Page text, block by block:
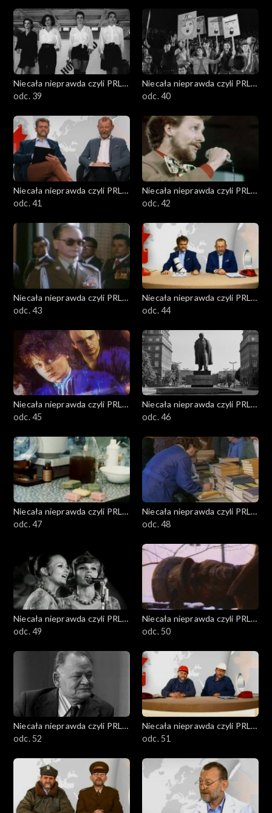
Niecała nieprawda czyli PRL
w DTV
odc. 39
Niecała nieprawda czyli PRL
w DTV
odc. 40
Niecała nieprawda czyli PRL
w DTV
odc. 41
Niecała nieprawda czyli PRL
w DTV
odc. 42
Niecała nieprawda czyli PRL
w DTV
odc. 43
Niecała nieprawda czyli PRL
w DTV
odc. 44
Niecała nieprawda czyli PRL
w DTV
odc. 45
Niecała nieprawda czyli PRL
w DTV
odc. 46
Niecała nieprawda czyli PRL
w DTV
odc. 47
Niecała nieprawda czyli PRL
w DTV
odc. 48
Niecała nieprawda czyli PRL
w DTV
odc. 49
Niecała nieprawda czyli PRL
w DTV
odc. 50
Niecała nieprawda czyli PRL
w DTV
odc. 52
Niecała nieprawda czyli PRL
w DTV
odc. 51